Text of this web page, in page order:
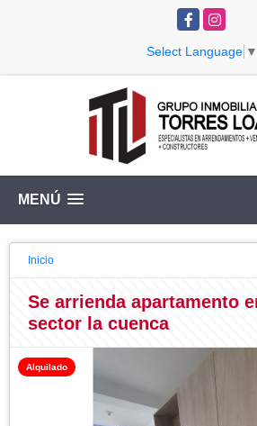
FacebookInstagram
Select Language ▼
MENÚ
Inicio
Se arrienda apartamento
sector la cuenca
Alquilado